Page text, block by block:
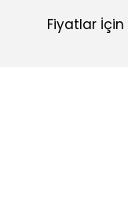
Fiyatlar İçin